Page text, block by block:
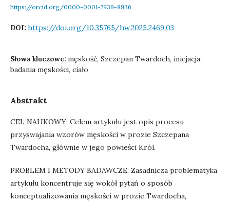
https://orcid.org/0000-0001-7939-8936
DOI: https://doi.org/10.35765/hw.2025.2469.03
Słowa kluczowe: męskość, Szczepan Twardoch, inicjacja,
badania męskości, ciało
Abstrakt
CEL NAUKOWY: Celem artykułu jest opis procesu
przyswajania wzorów męskości w prozie Szczepana
Twardocha, głównie w jego powieści Król.
PROBLEM I METODY BADAWCZE: Zasadnicza problematyka
artykułu koncentruje się wokół pytań o sposób
konceptualizowania męskości w prozie Twardocha,